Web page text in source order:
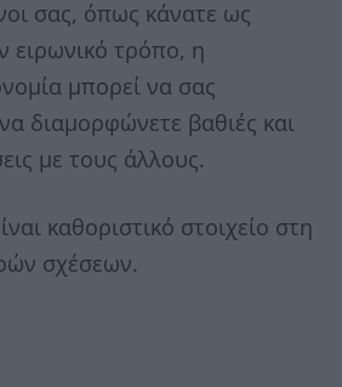
σας, όπως κάνατε ως
ειρωνικό τρόπο, η
μπορεί να σας
διαμορφώνετε βαθιές και
με τους άλλους.
καθοριστικό στοιχείο στη
σχέσεων.